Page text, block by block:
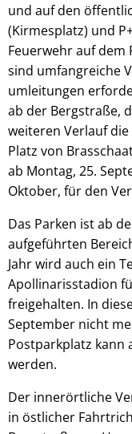
und auf den
(Kirmesplatz) und
Feuerwehr auf dem
sind umfangreiche
umleitungen
ab der Bergstraße,
weiteren Verlauf
Platz von
ab Montag, 25.
Oktober, für den
Das Parken ist ab
aufgeführten
Jahr wird auch ein
Apollinarisstadion
freigehalten. In
September nicht
Postparkplatz kann
werden.
Der innerörtliche
in östlicher